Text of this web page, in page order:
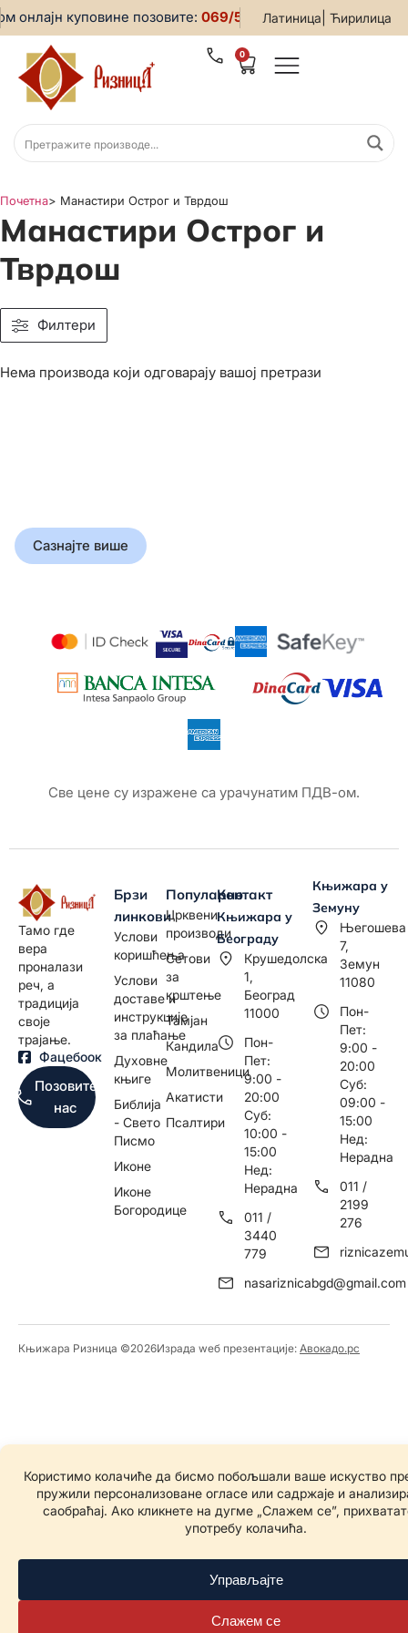
Латиница Ћирилица
онлајн куповине позовите:069/5599-019• За све
0
Почетна> Манастири Острог и Тврдош
Манастири Острог и
Тврдош
Филтери
Нема производа који одговарају вашој претрази
Сазнајте више
Све цене су изражене са урачунатим ПДВ-ом.
Тамо где
вера
проналази
реч, а
традиција
своје
трајање.
Фацебоок
Позовите
нас
Брзи
линкови
Услови
коришћења
Услови
доставе и
инструкције
за плаћање
Духовне
књиге
Библија
- Свето
Писмо
Иконе
Иконе
Богородице
Популарно
Црквени
производи
Сетови
за
крштење
Тамјан
Кандила
Молитвеници
Акатисти
Псалтири
Контакт
Књижара у
Београду
Крушедолска
1,
Београд
11000
Пон-
Пет:
9:00 -
20:00
Суб:
10:00 -
15:00
Нед:
Нерадна
011 /
3440
779
nasariznicabgd@gmail.com
Књижара у
Земуну
Његошева
7,
Земун
11080
Пон-
Пет:
9:00 -
20:00
Суб:
09:00 -
15:00
Нед:
Нерадна
011 /
2199
276
Књижара Ризница ©️2026Израда wеб презентације: Авокадо.рс